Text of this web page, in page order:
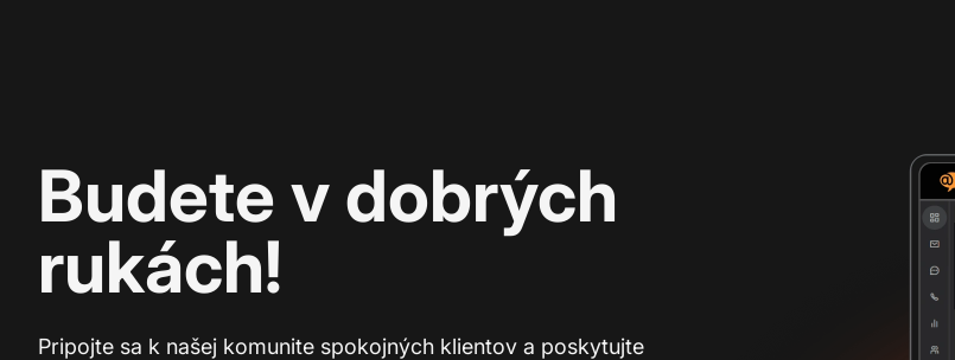
Budete v dobrých
rukách!
Pripojte sa k našej komunite spokojných klientov a poskytujte